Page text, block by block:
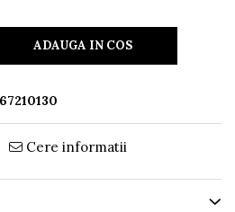
ADAUGA IN COS
Cere informatii